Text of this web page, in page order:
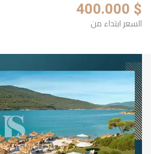
$ 400.000
السعر ابتداء من